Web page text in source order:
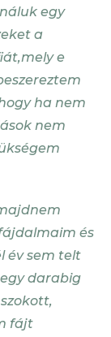
egy
a
e
ha nem
nem
és
év sem telt
darabig
fájt